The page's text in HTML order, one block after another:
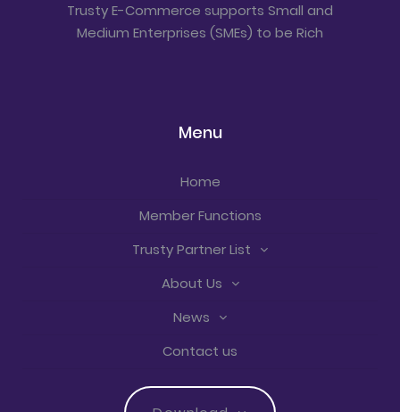
Trusty E-Commerce supports Small and
Medium Enterprises (SMEs) to be Rich
Menu
Home
Member Functions
Trusty Partner List
About Us
News
Contact us